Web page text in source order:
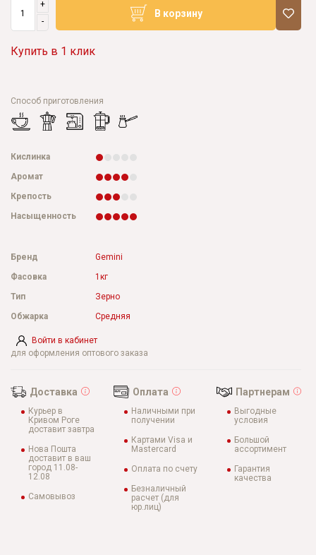
+
-
В корзину
Купить в 1 клик
Способ приготовления
Кислинка
Аромат
Крепость
Насыщенность
Войти в кабинет
для оформления оптового заказа
Бренд
Gemini
Фасовка
1кг
Тип
Зерно
Обжарка
Средняя
Доставка
Курьер в
Кривом Роге
доставит завтра
Нова Пошта
доставит в ваш
город 11.08-
12.08
Самовывоз
Оплата
Наличными при
получении
Картами Visa и
Mastercard
Оплата по счету
Безналичный
расчет (для
юр.лиц)
Партнерам
Выгодные
условия
Большой
ассортимент
Гарантия
качества